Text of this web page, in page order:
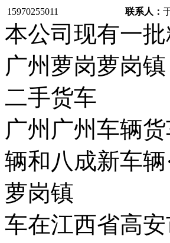
15970255011 联系人：
本公司现有一
广州萝岗萝岗镇
二手货车
广州广州车辆
辆和八成新车
萝岗镇
车在江西省高